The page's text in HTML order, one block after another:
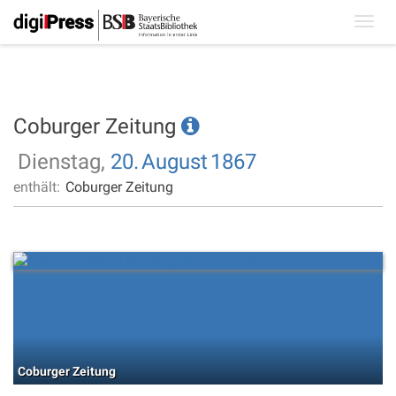
Coburger Zeitung
Dienstag, 20.August 1867
enthält: Coburger Zeitung
Coburger Zeitung